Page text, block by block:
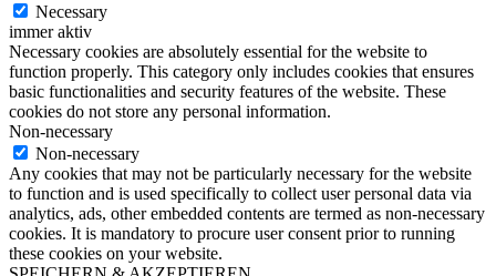
Necessary
immer aktiv
Necessary cookies are absolutely essential for the website to
function properly. This category only includes cookies that ensures
basic functionalities and security features of the website. These
cookies do not store any personal information.
Non-necessary
Non-necessary
Any cookies that may not be particularly necessary for the website
to function and is used specifically to collect user personal data via
analytics, ads, other embedded contents are termed as non-necessary
cookies. It is mandatory to procure user consent prior to running
these cookies on your website.